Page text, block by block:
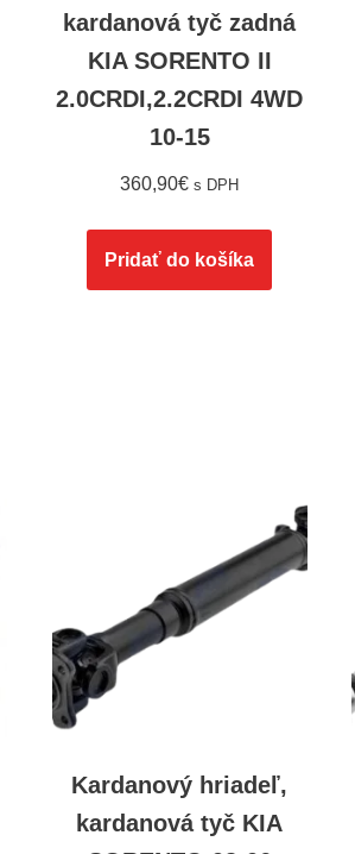
kardanová tyč zadná
KIA SORENTO II
2.0CRDI,2.2CRDI 4WD
10-15
360,90€ s DPH
Pridať do košíka
Kardanový hriadeľ,
kardanová tyč KIA